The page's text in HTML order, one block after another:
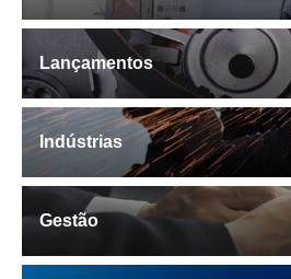
Lançamentos
Indústrias
Gestão